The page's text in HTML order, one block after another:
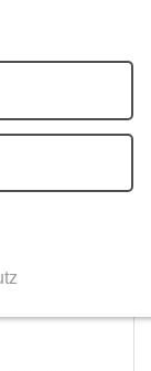
Hankel
sowie
Webseite